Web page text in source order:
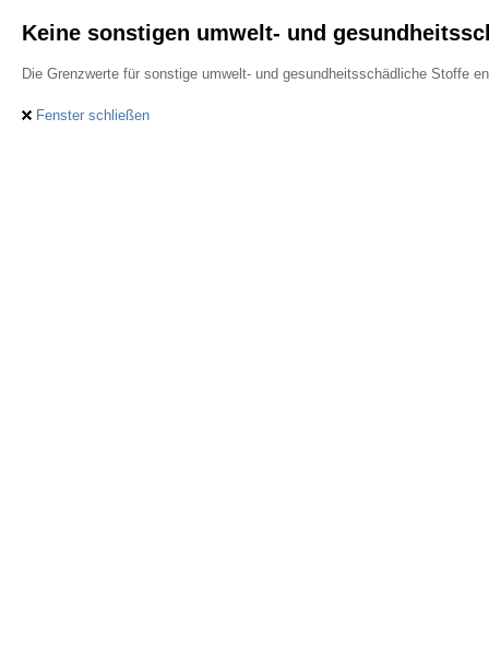
Keine sonstigen umwelt- und
Die Grenzwerte für sonstige umwelt- und gesundheitsschädliche Stoffe
Fenster schließen